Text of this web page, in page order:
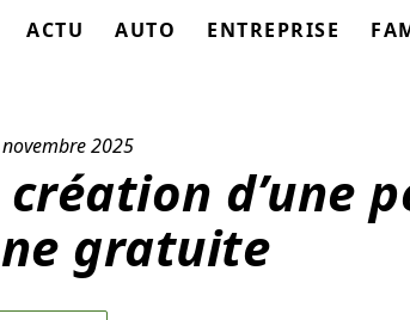
ACTU AUTO ENTREPRISE
2025
création d’une
gratuite